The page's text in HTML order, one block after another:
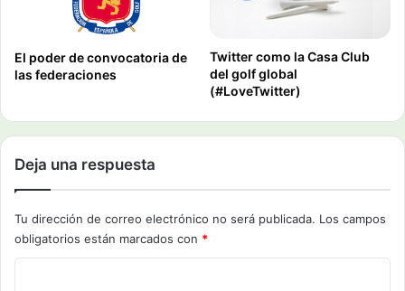
El poder de convocatoria de
las federaciones
Twitter como la Casa Club
del golf global
(#LoveTwitter)
Deja una respuesta
Tu dirección de correo electrónico no será publicada. Los campos
obligatorios están marcados con *